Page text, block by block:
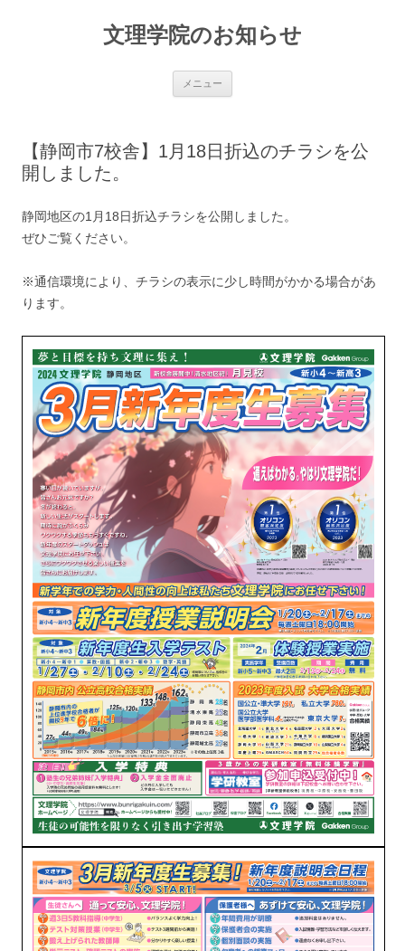
文理学院のお知らせ
メニュー
へ
ス
【静岡市7校舎】1月18日折込のチラシを公
開しました。
静岡地区の1月18日折込チラシを公開しました。
ぜひご覧ください。
※通信環境により、チラシの表示に少し時間がかかる場合があ
ります。